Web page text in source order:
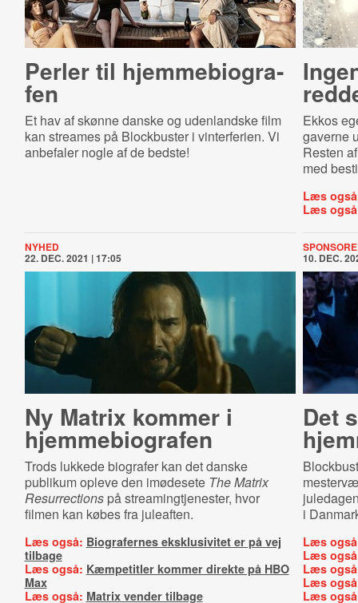
Perler til hjem­me­bi­o­gra­
fen
Et hav af skønne danske og udenlandske film
kan streames på Blockbuster i vinterferien. Vi
anbefaler nogle af de bedste!
Ekkos
gaverne
Resten
med
Læs
Læs
NYHED
22. DEC. 2021 | 17:05
Ny Matrix kommer i
hjem­me­bi­o­gra­fen
Trods lukkede biografer kan det danske
publikum opleve den imødesete The Matrix
Resurrections på streamingtjenester, hvor
filmen kan købes fra juleaften.
Læs også: Biografernes eksklusivitet er på vej
tilbage
Læs også: Kæmpetitler kommer direkte på HBO
Max
Læs også: Matrix vender tilbage
10. DEC.
Det
i
Læs
Læs
Læs
Læs
Læs